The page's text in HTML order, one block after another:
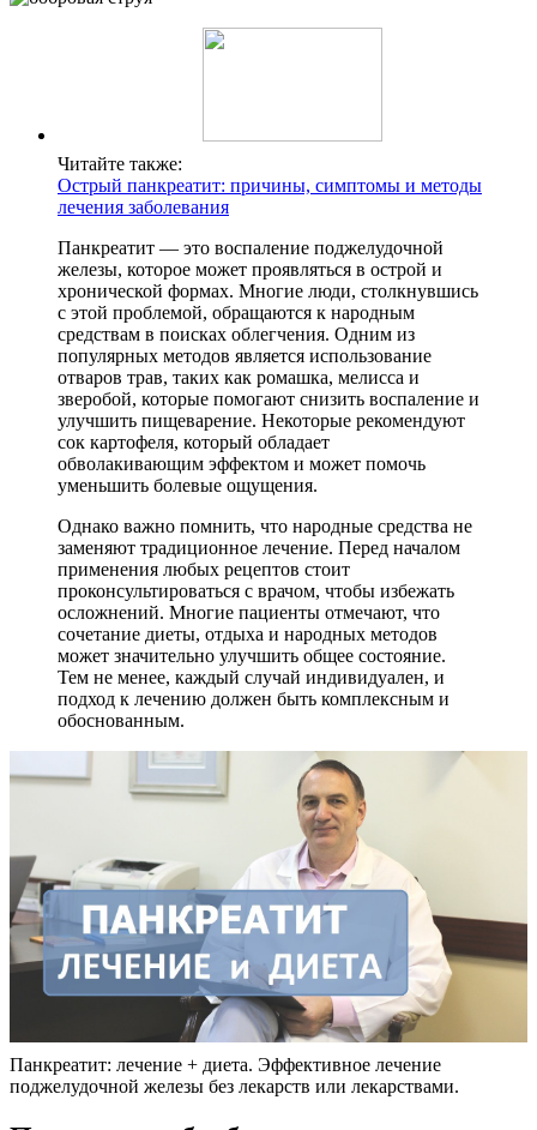
Читайте также:
Острый панкреатит: причины, симптомы и методы
лечения заболевания
Панкреатит — это воспаление поджелудочной
железы, которое может проявляться в острой и
хронической формах. Многие люди, столкнувшись
с этой проблемой, обращаются к народным
средствам в поисках облегчения. Одним из
популярных методов является использование
отваров трав, таких как ромашка, мелисса и
зверобой, которые помогают снизить воспаление и
улучшить пищеварение. Некоторые рекомендуют
сок картофеля, который обладает
обволакивающим эффектом и может помочь
уменьшить болевые ощущения.
Однако важно помнить, что народные средства не
заменяют традиционное лечение. Перед началом
применения любых рецептов стоит
проконсультироваться с врачом, чтобы избежать
осложнений. Многие пациенты отмечают, что
сочетание диеты, отдыха и народных методов
может значительно улучшить общее состояние.
Тем не менее, каждый случай индивидуален, и
подход к лечению должен быть комплексным и
обоснованным.
Панкреатит: лечение + диета. Эффективное лечение
поджелудочной железы без лекарств или лекарствами.